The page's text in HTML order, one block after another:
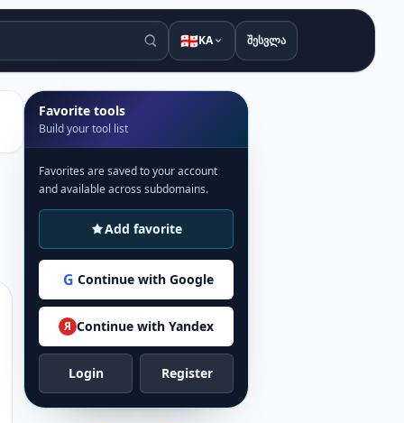
🇬🇪KA შესვლა
Favorite tools
Build your tool list
Favorites are saved to your account
and available across subdomains.
Add favorite
G Continue with Google
Я Continue with Yandex
Login Register